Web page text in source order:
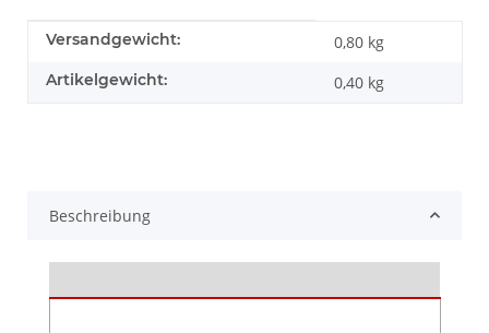
Produkteigenschaft
Wert
Versandgewicht: 0,80 kg
Artikelgewicht: 0,40 kg
Beschreibung